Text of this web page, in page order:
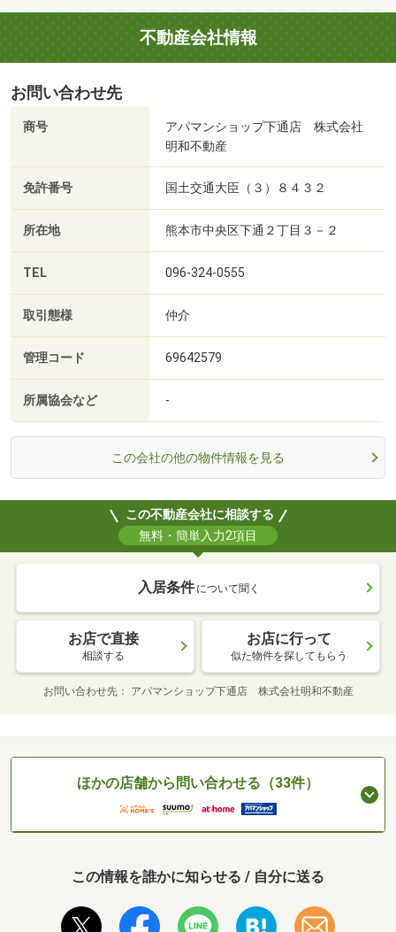
不動産会社情報
お問い合わせ先
商号
アパマンショップ下通店 株式会社
明和不動産
免許番号 国土交通大臣（３）８４３２
所在地 熊本市中央区下通２丁目３－２
TEL 096-324-0555
取引態様 仲介
管理コード 69642579
所属協会など -
この会社の他の物件情報を見る
この不動産会社に相談する
無料・簡単入力2項目
入居条件 について聞く
お店で直接
相談する
お店に行って
似た物件を探してもらう
お問い合わせ先 アパマンショップ下通店 株式会社明和不動産
ほかの店舗から問い合わせる（33件）
この情報を誰かに知らせる / 自分に送る